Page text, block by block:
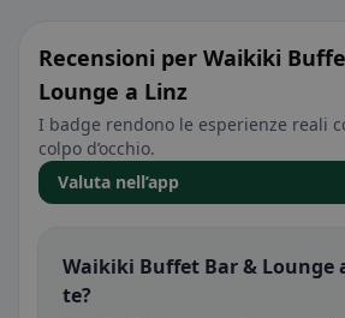
Recensioni per Waikiki
Lounge a Linz
I badge rendono le esperienze reali
colpo d’occhio.
Valuta nell’app
Waikiki Buffet Bar & Lounge
te?